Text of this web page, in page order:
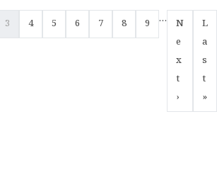
Current page
3 Page
4 Page
5 Page
6 Page
7 Page
8 Page
9 … Next
N
e
x
t
›
L
a
s
t
»